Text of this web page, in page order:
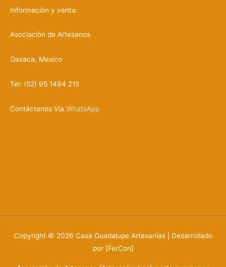
c
t
Información y venta:
Asociación de Artesanos
Oaxaca, Mexico
Tel: (52) 95 1494 215
Contáctenos Via WhatsApp
Copyright © 2026 Casa Guadalupe Artesanías| Desarrollado
por [FerCon]